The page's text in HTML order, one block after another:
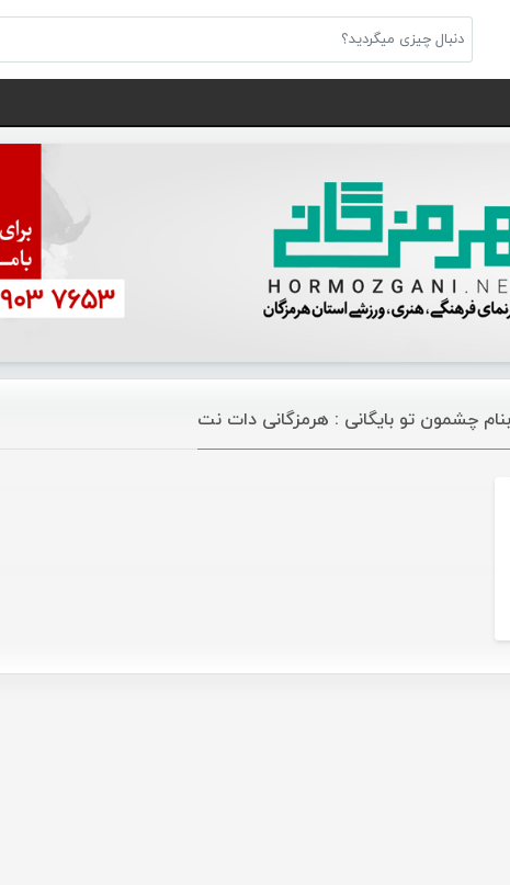
چشمون تو بایگانی : هرمزگانی دات نت